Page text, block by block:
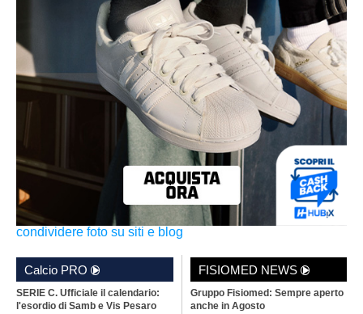
condividere foto su siti e blog
Calcio PRO
SERIE C. Ufficiale il calendario:
l'esordio di Samb e Vis Pesaro
FISIOMED NEWS
Gruppo Fisiomed: Sempre aperto
anche in Agosto